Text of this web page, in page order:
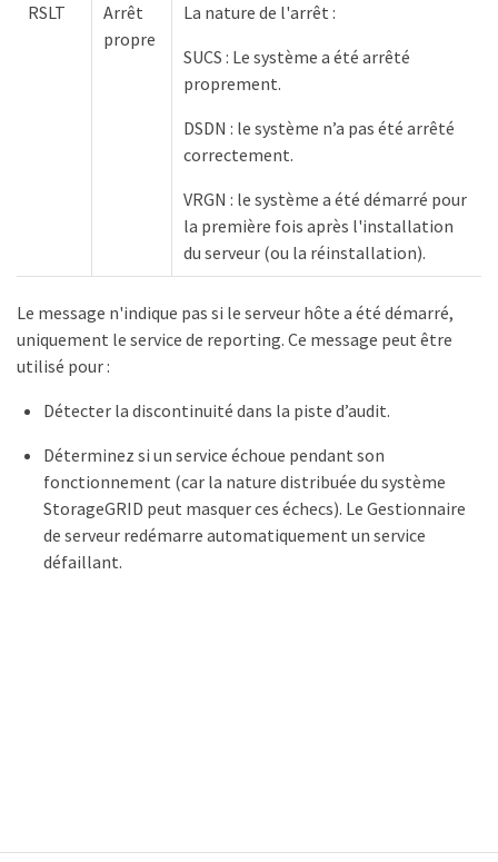
RSLT
Arrêt
propre
La nature de l'arrêt :
SUCS : Le système a été arrêté
proprement.
DSDN : le système n’a pas été arrêté
correctement.
VRGN : le système a été démarré pour
la première fois après l'installation
du serveur (ou la réinstallation).
Le message n'indique pas si le serveur hôte a été démarré,
uniquement le service de reporting. Ce message peut être
utilisé pour :
Détecter la discontinuité dans la piste d’audit.
Déterminez si un service échoue pendant son
fonctionnement (car la nature distribuée du système
StorageGRID peut masquer ces échecs). Le Gestionnaire
de serveur redémarre automatiquement un service
défaillant.